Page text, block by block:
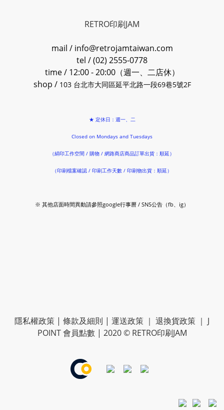
RETRO印刷JAM
mail / info@retrojamtaiwan.com
tel / (02) 2555-0778
time / 12:00 - 20:00（週一、二店休）
shop / 103 台北市大同區延平北路一段69巷5號2F
★ 定休日：週一、二
Closed on Mondays and Tuesdays
（絹印工作空間 / 購物 / 網路商店商品訂單出貨：順延）
（印刷檔案確認 / 印刷工作天數 / 印刷物出貨：順延）
※ 其他店面時間異動請參照google行事曆 / SNS公告（fb、ig）
隱私權政策 | 條款及細則 | 運送政策 ｜ 退換貨政策 ｜ J
POINT 會員點數 | 2020 © RETRO印刷JAM